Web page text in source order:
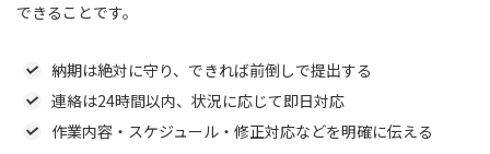
できることです。
納期は絶対に守り、できれば前倒しで提出する
連絡は24時間以内、状況に応じて即日対応
作業内容・スケジュール・修正対応などを明確に伝える